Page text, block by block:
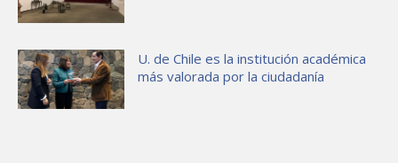
U. de Chile es la institución académica
más valorada por la ciudadanía